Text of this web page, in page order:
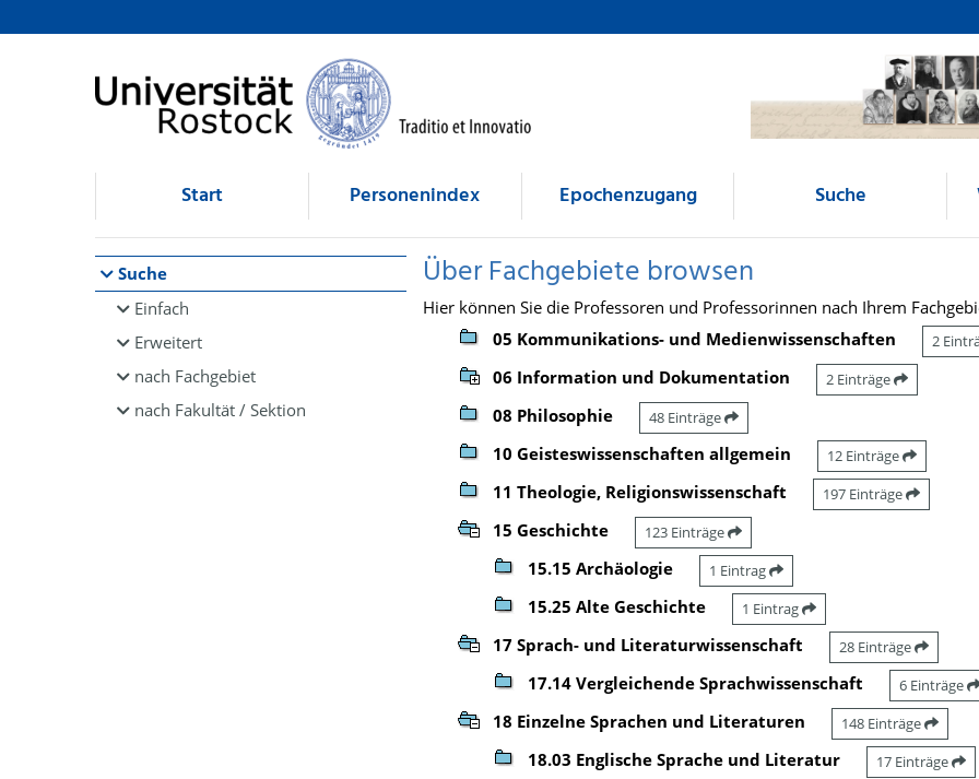
Browsen
direkt zum Inhalt
Start Personenindex Epochenzugang Suche
Suche
Einfach
Erweitert
nach Fachgebiet
nach Fakultät / Sektion
Über Fachgebiete browsen
Hier können Sie die Professoren und Professorinnen nach Ihrem
05 Kommunikations- und Medienwissenschaften
2
06 Information und Dokumentation 2 Einträge
08 Philosophie 48 Einträge
10 Geisteswissenschaften allgemein 12 Einträge
11 Theologie, Religionswissenschaft 197 Einträge
15 Geschichte 123 Einträge
15.15 Archäologie 1 Eintrag
15.25 Alte Geschichte 1 Eintrag
17 Sprach- und Literaturwissenschaft 28 Einträge
17.14 Vergleichende Sprachwissenschaft 6 Einträge
18 Einzelne Sprachen und Literaturen 148 Einträge
18.03 Englische Sprache und Literatur 17 Einträge